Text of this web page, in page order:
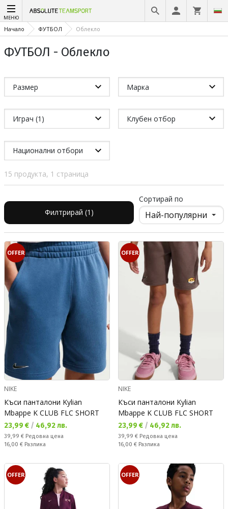
МЕНЮ
Начало ФУТБОЛ Облекло
ФУТБОЛ - Облекло
Размер Марка
Играч (1) Клубен отбор
Национални отбори
15 продукта, 1 страница
Филтрирай (1)
Сортирай по
OFFER
NIKE
Къси панталони Kylian
Mbappe K CLUB FLC SHORT
Текуща цена:
23,99 € / 46,92 лв.
Редовна цена:
39,99 € Редовна цена
Спестявате:
16,00 € Разлика
OFFER
NIKE
Къси панталони Kylian
Mbappe K CLUB FLC SHORT
Текуща цена:
23,99 € / 46,92 лв.
Редовна цена:
39,99 € Редовна цена
Спестявате:
16,00 € Разлика
OFFER OFFER